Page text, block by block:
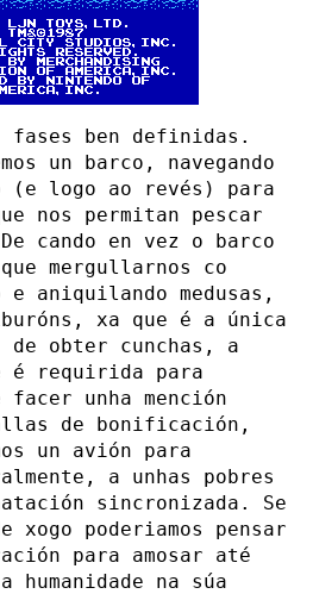
fases ben definidas.
un barco, navegando
(e logo ao revés) para
nos permitan pescar
cando en vez o barco
mergullarnos co
e aniquilando medusas,
xa que é a única
de obter cunchas, a
é requirida para
unha mención
de bonificación,
un avión para
a unhas pobres
sincronizada. Se
poderiamos pensar
para amosar até
humanidade na súa